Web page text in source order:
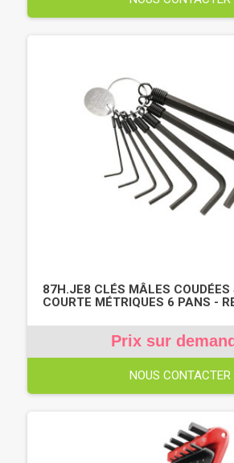
87H.JE8 CLÉS MÂLES COUDÉES
COURTE MÉTRIQUES 6 PANS -
Prix sur
NOUS CONTACTER